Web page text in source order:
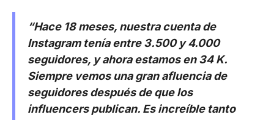
“Hace 18 meses, nuestra cuenta de
Instagram tenía entre 3.500 y 4.000
seguidores, y ahora estamos en 34 K.
Siempre vemos una gran afluencia de
seguidores después de que los
influencers publican. Es increíble tanto